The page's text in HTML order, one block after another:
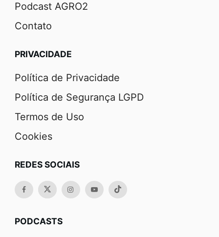
Podcast AGRO2
Contato
PRIVACIDADE
Política de Privacidade
Política de Segurança LGPD
Termos de Uso
Cookies
REDES SOCIAIS
PODCASTS